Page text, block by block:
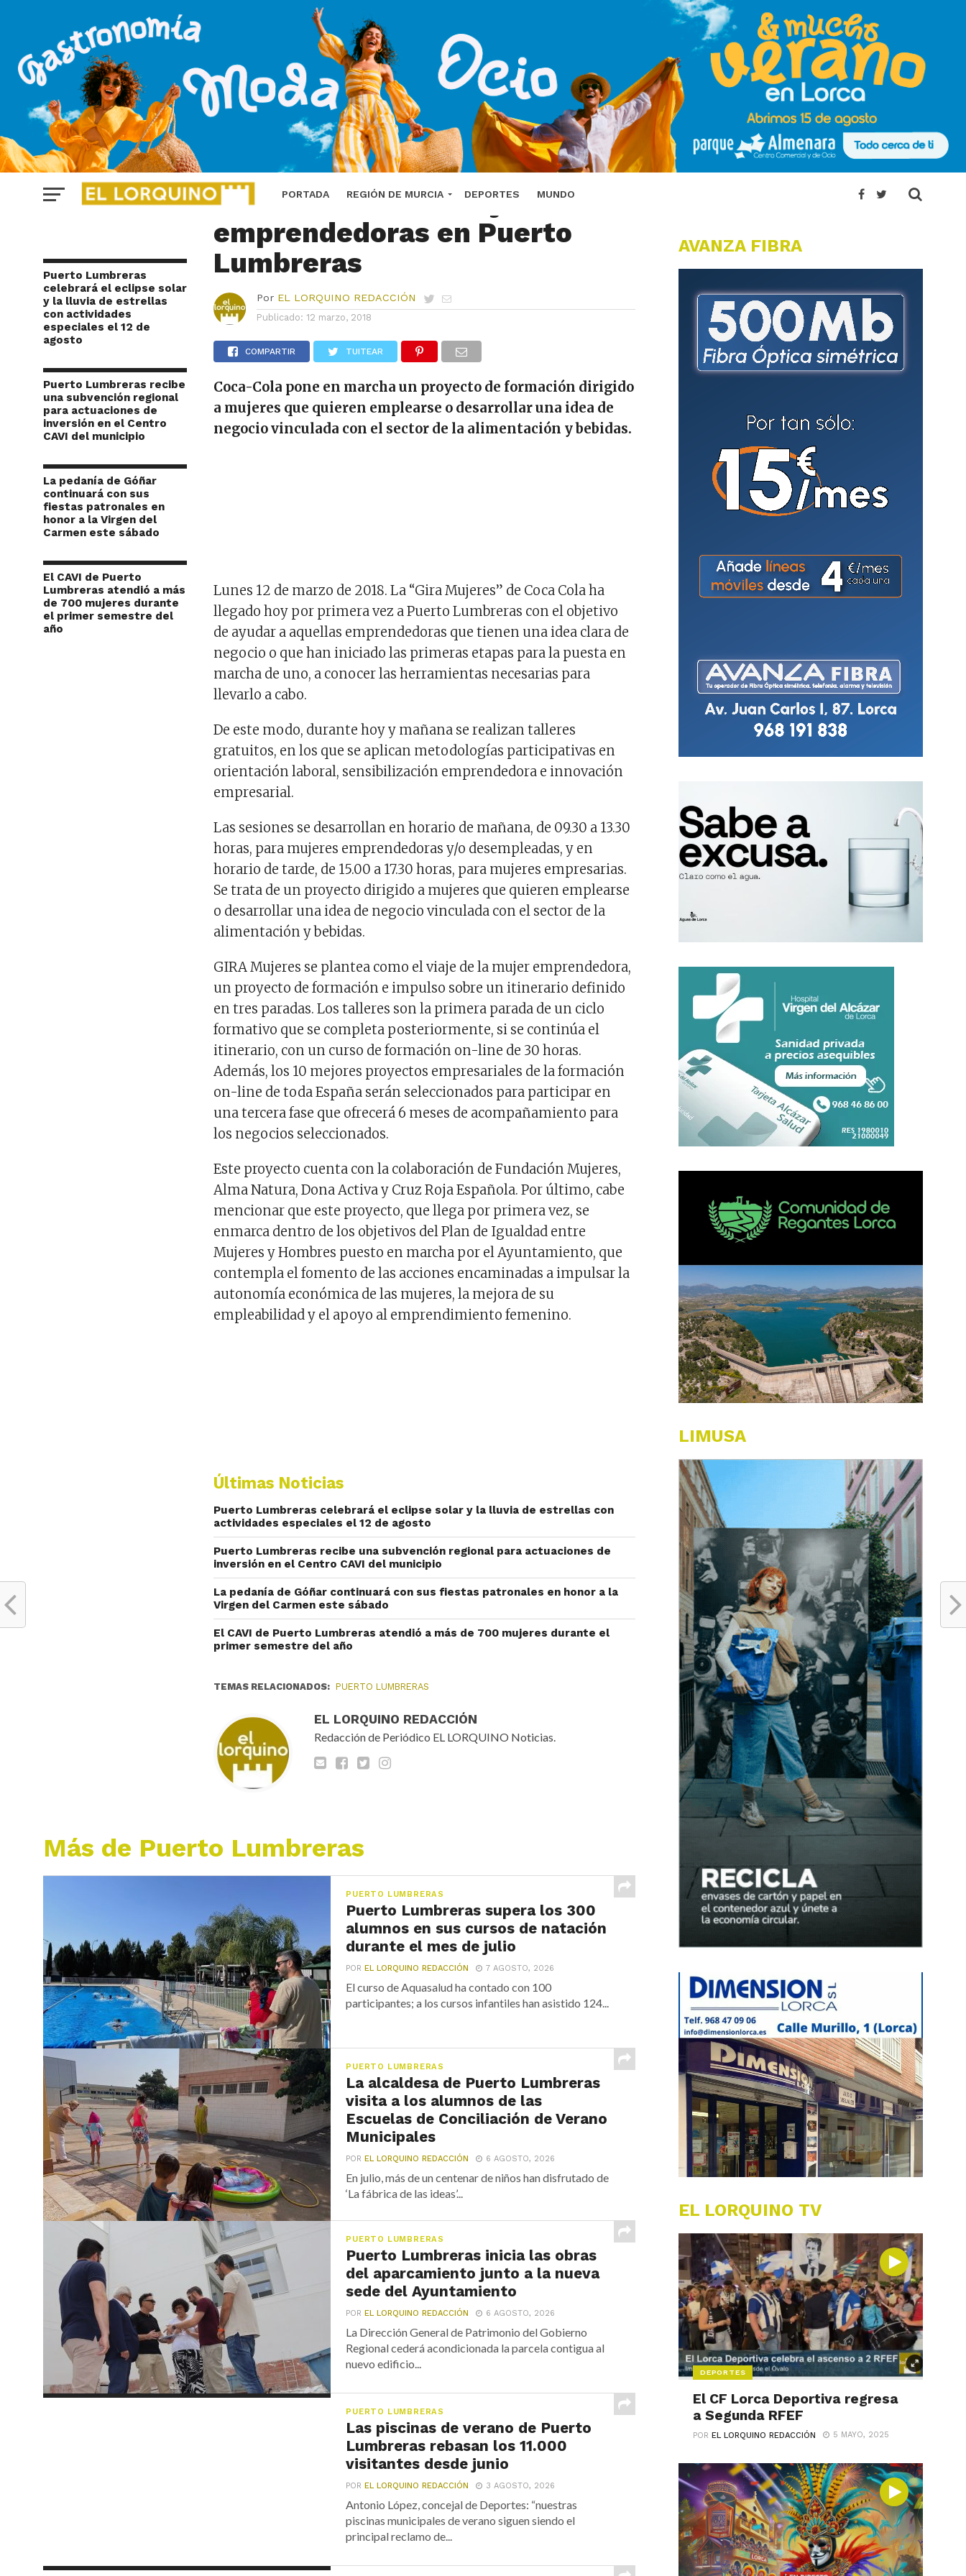
PORTADA REGIÓN DE MURCIA DEPORTES MUNDO
Puerto Lumbreras
celebrará el eclipse solar
y la lluvia de estrellas
con actividades
especiales el 12 de
agosto
Puerto Lumbreras recibe
una subvención regional
para actuaciones de
inversión en el Centro
CAVI del municipio
La pedanía de Góñar
continuará con sus
fiestas patronales en
honor a la Virgen del
Carmen este sábado
El CAVI de Puerto
Lumbreras atendió a más
de 700 mujeres durante
el primer semestre del
año
PUERTO LUMBRERAS
Coca-Cola busca mujeres
emprendedoras en Puerto
Lumbreras
Por EL LORQUINO REDACCIÓN
Publicado: 12 marzo, 2018
COMPARTIR TUITEAR
Coca-Cola pone en marcha un proyecto de formación dirigido
a mujeres que quieren emplearse o desarrollar una idea de
negocio vinculada con el sector de la alimentación y bebidas.
Lunes 12 de marzo de 2018. La “Gira Mujeres” de Coca Cola ha
llegado hoy por primera vez a Puerto Lumbreras con el objetivo
de ayudar a aquellas emprendedoras que tienen una idea clara de
negocio o que han iniciado las primeras etapas para la puesta en
marcha de uno, a conocer las herramientas necesarias para
llevarlo a cabo.
De este modo, durante hoy y mañana se realizan talleres
gratuitos, en los que se aplican metodologías participativas​ en
orientación laboral, sensibilización emprendedora e innovación
empresarial.
Las sesiones se desarrollan en horario de mañana, de 09.30 a 13.30
horas, para mujeres emprendedoras y/o desempleadas, y en
horario de tarde, de 15.00 a 17.30 horas, para mujeres empresarias.
Se trata de un proyecto dirigido a mujeres que quieren emplearse
o desarrollar una idea de negocio vinculada con el sector de la
alimentación y bebidas.
GIRA Mujeres se plantea como el viaje de la mujer emprendedora,
un proyecto de formación e impulso sobre un itinerario definido
en tres paradas. Los talleres son la primera parada de un ciclo
formativo que se completa posteriormente, si se continúa el
itinerario, con un curso de formación on-line de 30 horas.
Además, los 10 mejores proyectos empresariales de la formación
on-line de toda España serán seleccionados para participar en
una tercera fase que ofrecerá 6 meses de acompañamiento para
los negocios seleccionados.
Este proyecto cuenta con la colaboración de Fundación Mujeres,
Alma Natura, Dona Activa y Cruz Roja Española. Por último, cabe
mencionar que este proyecto, que llega por primera vez, se
enmarca dentro de los objetivos del Plan de Igualdad entre
Mujeres y Hombres puesto en marcha por el Ayuntamiento, que
contempla el fomento de las acciones encaminadas a impulsar la
autonomía económica de las mujeres, la mejora de su
empleabilidad y el apoyo al emprendimiento femenino.
Últimas Noticias
Puerto Lumbreras celebrará el eclipse solar y la lluvia de estrellas con
actividades especiales el 12 de agosto
Puerto Lumbreras recibe una subvención regional para actuaciones de
inversión en el Centro CAVI del municipio
La pedanía de Góñar continuará con sus fiestas patronales en honor a la
Virgen del Carmen este sábado
El CAVI de Puerto Lumbreras atendió a más de 700 mujeres durante el
primer semestre del año
TEMAS RELACIONADOS: PUERTO LUMBRERAS
EL LORQUINO REDACCIÓN
Redacción de Periódico EL LORQUINO Noticias.
Más de Puerto Lumbreras
PUERTO LUMBRERAS
Puerto Lumbreras supera los 300
alumnos en sus cursos de natación
durante el mes de julio
POREL LORQUINO REDACCIÓN 7 AGOSTO, 2026
El curso de Aquasalud ha contado con 100
participantes; a los cursos infantiles han asistido 124...
PUERTO LUMBRERAS
La alcaldesa de Puerto Lumbreras
visita a los alumnos de las
Escuelas de Conciliación de Verano
Municipales
POREL LORQUINO REDACCIÓN 6 AGOSTO, 2026
En julio, más de un centenar de niños han disfrutado de
‘La fábrica de las ideas’...
PUERTO LUMBRERAS
Puerto Lumbreras inicia las obras
del aparcamiento junto a la nueva
sede del Ayuntamiento
POREL LORQUINO REDACCIÓN 6 AGOSTO, 2026
La Dirección General de Patrimonio del Gobierno
Regional cederá acondicionada la parcela contigua al
nuevo edificio...
PUERTO LUMBRERAS
Las piscinas de verano de Puerto
Lumbreras rebasan los 11.000
visitantes desde junio
POREL LORQUINO REDACCIÓN 3 AGOSTO, 2026
Antonio López, concejal de Deportes: “nuestras
piscinas municipales de verano siguen siendo el
principal reclamo de...
AVANZA FIBRA
LIMUSA
EL LORQUINO TV
DEPORTES
El CF Lorca Deportiva regresa
a Segunda RFEF
POREL LORQUINO REDACCIÓN 5 MAYO, 2025